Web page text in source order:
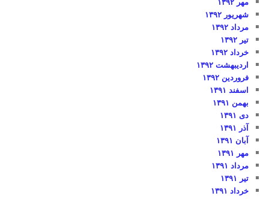
شهریور ۱۳۹۲
مرداد ۱۳۹۲
تیر ۱۳۹۲
خرداد ۱۳۹۲
اردیبهشت ۱۳۹۲
فروردین ۱۳۹۲
اسفند ۱۳۹۱
بهمن ۱۳۹۱
دی ۱۳۹۱
آذر ۱۳۹۱
آبان ۱۳۹۱
مهر ۱۳۹۱
مرداد ۱۳۹۱
تیر ۱۳۹۱
خرداد ۱۳۹۱